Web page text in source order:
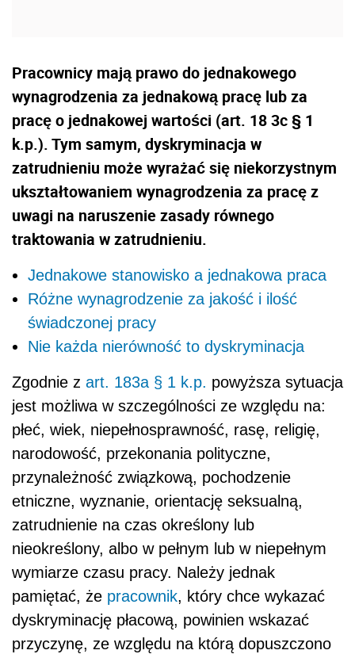
Pracownicy mają prawo do jednakowego
wynagrodzenia za jednakową pracę lub za
pracę o jednakowej wartości (art. 18 3c § 1
k.p.). Tym samym, dyskryminacja w
zatrudnieniu może wyrażać się niekorzystnym
ukształtowaniem wynagrodzenia za pracę z
uwagi na naruszenie zasady równego
traktowania w zatrudnieniu.
Jednakowe stanowisko a jednakowa praca
Różne wynagrodzenie za jakość i ilość
świadczonej pracy
Nie każda nierówność to dyskryminacja
Zgodnie z art. 183a § 1 k.p. powyższa sytuacja
jest możliwa w szczególności ze względu na:
płeć, wiek, niepełnosprawność, rasę, religię,
narodowość, przekonania polityczne,
przynależność związkową, pochodzenie
etniczne, wyznanie, orientację seksualną,
zatrudnienie na czas określony lub
nieokreślony, albo w pełnym lub w niepełnym
wymiarze czasu pracy. Należy jednak
pamiętać, że pracownik, który chce wykazać
dyskryminację płacową, powinien wskazać
przyczynę, ze względu na którą dopuszczono